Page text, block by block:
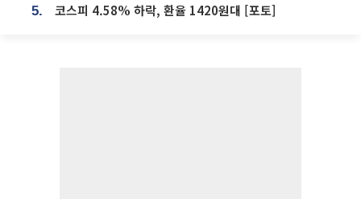
5. 코스피 4.58% 하락, 환율 1420원대 [포토]